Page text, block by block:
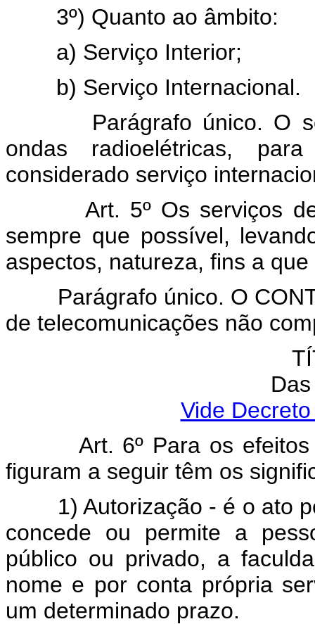
3º) Quanto ao âmbito:
a) Serviço Interior;
b) Serviço Internacional.
Parágrafo único. O
ondas radioelétricas,
considerado serviço
Art. 5º Os serviços de
sempre que possível,
aspectos, natureza, fins a
Parágrafo único. O
de telecomunicações não
Vide
Art. 6º Para os efeitos
figuram a seguir têm os
1) Autorização - é o ato
concede ou permite a
público ou privado, a
nome e por conta própria
um determinado prazo.